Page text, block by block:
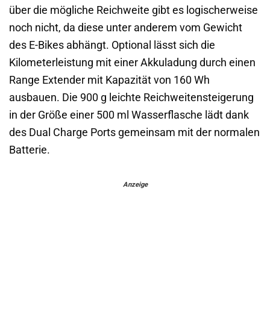
über die mögliche Reichweite gibt es logischerweise
noch nicht, da diese unter anderem vom Gewicht
des E-Bikes abhängt. Optional lässt sich die
Kilometerleistung mit einer Akkuladung durch einen
Range Extender mit Kapazität von 160 Wh
ausbauen. Die 900 g leichte Reichweitensteigerung
in der Größe einer 500 ml Wasserflasche lädt dank
des Dual Charge Ports gemeinsam mit der normalen
Batterie.
Anzeige